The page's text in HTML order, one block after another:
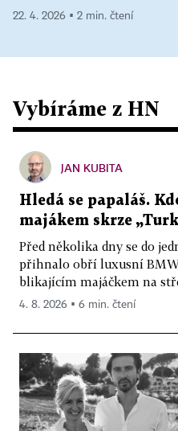
22. 4. 2026 ▪ 2 min. čtení
Vybíráme z HN
JAN KUBITA
Hledá se papaláš.
majákem skrze
Před několika dny se do
přihnalo obří luxusní
blikajícím majáčkem na
4. 8. 2026 ▪ 6 min. čtení